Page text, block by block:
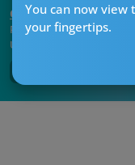
You can now view
your fingertips.
CTgoodjobs’ Editor
Published:2024-11-27
Updated: